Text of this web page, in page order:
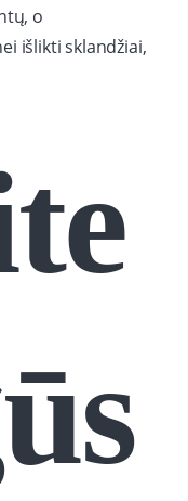
o
išlikti sklandžiai,